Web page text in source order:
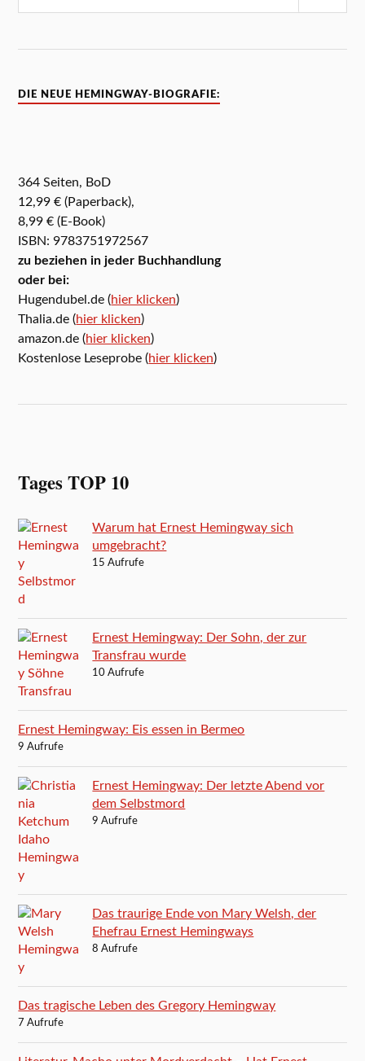
DIE NEUE HEMINGWAY-BIOGRAFIE:
364 Seiten, BoD
12,99 € (Paperback),
8,99 € (E-Book)
ISBN: 9783751972567
zu beziehen in jeder Buchhandlung
oder bei:
Hugendubel.de (hier klicken)
Thalia.de (hier klicken)
amazon.de (hier klicken)
Kostenlose Leseprobe (hier klicken)
Tages TOP 10
Warum hat Ernest Hemingway sich
umgebracht?
15 Aufrufe
Ernest Hemingway: Der Sohn, der zur
Transfrau wurde
10 Aufrufe
Ernest Hemingway: Eis essen in Bermeo
9 Aufrufe
Ernest Hemingway: Der letzte Abend vor
dem Selbstmord
9 Aufrufe
Das traurige Ende von Mary Welsh, der
Ehefrau Ernest Hemingways
8 Aufrufe
Das tragische Leben des Gregory Hemingway
7 Aufrufe